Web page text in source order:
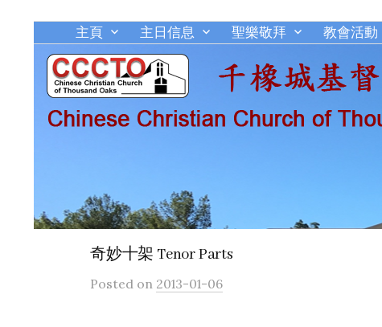
主頁 主日信息 聖樂敬拜 教會活動
奇妙十架 Tenor Parts
Posted on 2013-01-06